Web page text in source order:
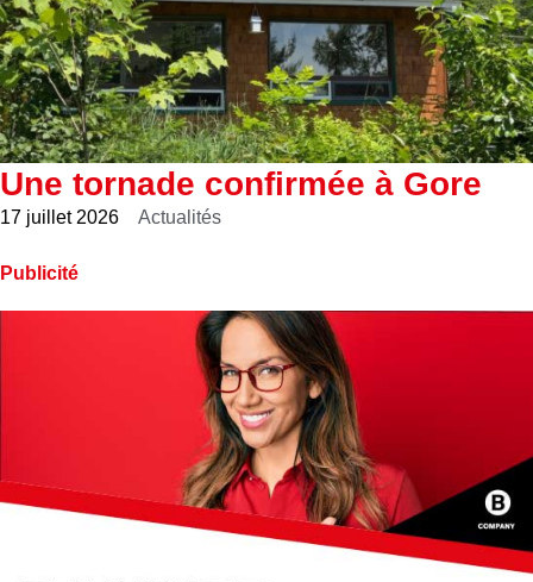
Une tornade confirmée à Gore
17 juillet 2026 Actualités
Publicité